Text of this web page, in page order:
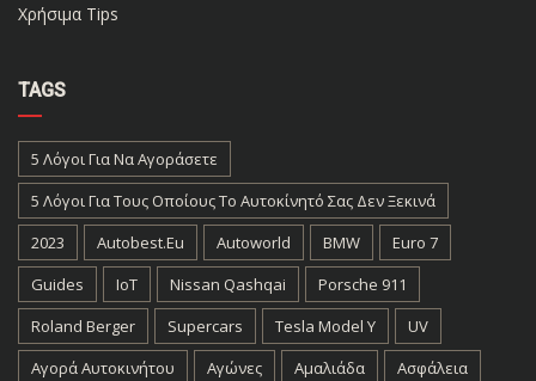
Χρήσιμα Tips
TAGS
5 Λόγοι Για Να Αγοράσετε
5 Λόγοι Για Τους Οποίους Το Αυτοκίνητό Σας Δεν Ξεκινά
2023
Autobest.eu Autoworld BMW
Euro 7
Guides
IoT Nissan Qashqai
Porsche 911
Roland Berger
Supercars Tesla Model Y
UV
Αγορά Αυτοκινήτου
Αγώνες Αμαλιάδα
Ασφάλεια